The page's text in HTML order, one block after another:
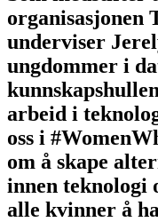
organisasjonen
underviser
ungdommer i
arbeid i
oss i
om å skape
innen teknologi
alle kvinner å